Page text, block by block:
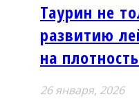
Таурин не
развитию
на
26 января, 2026